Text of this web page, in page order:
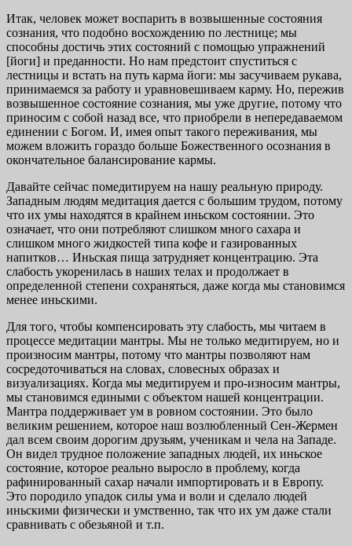
Итак, человек может воспарить в возвышенные состояния
сознания, что подобно восхождению по лестнице; мы
способны достичь этих состояний с помощью упражнений
[йоги] и преданности. Но нам предстоит спуститься с
лестницы и встать на путь карма йоги: мы засучиваем рукава,
принимаемся за работу и уравновешиваем карму. Но, пережив
возвышенное состояние сознания, мы уже другие, потому что
приносим с собой назад все, что приобрели в непередаваемом
единении с Богом. И, имея опыт такого переживания, мы
можем вложить гораздо больше Божественного осознания в
окончательное балансирование кармы.
Давайте сейчас помедитируем на нашу реальную природу.
Западным людям медитация дается с большим трудом, потому
что их умы находятся в крайнем иньском состоянии. Это
означает, что они потребляют слишком много сахара и
слишком много жидкостей типа кофе и газированных
напитков… Иньская пища затрудняет концентрацию. Эта
слабость укоренилась в наших телах и продолжает в
определенной степени сохраняться, даже когда мы становимся
менее иньскими.
Для того, чтобы компенсировать эту слабость, мы читаем в
процессе медитации мантры. Мы не только медитируем, но и
произносим мантры, потому что мантры позволяют нам
сосредоточиваться на словах, словесных образах и
визуализациях. Когда мы медитируем и про-износим мантры,
мы становимся едиными с объектом нашей концентрации.
Мантра поддерживает ум в ровном состоянии. Это было
великим решением, которое наш возлюбленный Сен-Жермен
дал всем своим дорогим друзьям, ученикам и чела на Западе.
Он видел трудное положение западных людей, их иньское
состояние, которое реально выросло в проблему, когда
рафинированный сахар начали импортировать и в Европу.
Это породило упадок силы ума и воли и сделало людей
иньскими физически и умственно, так что их ум даже стали
сравнивать с обезьяной и т.п.